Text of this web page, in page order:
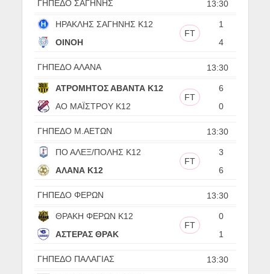
13:30
ΓΗΠΕΔΟ ΣΑΓΗΝΗΣ
ΗΡΑΚΛΗΣ ΣΑΓΗΝΗΣ Κ12
1
FT
ΟΙΝΟΗ
4
13:30
ΓΗΠΕΔΟ ΑΛΑΝΑ
ΑΤΡΟΜΗΤΟΣ ΑΒΑΝΤΑ Κ12
6
FT
ΑΟ ΜΑΪΣΤΡΟΥ Κ12
0
13:30
ΓΗΠΕΔΟ Μ.ΑΕΤΩΝ
ΠΟ ΑΛΕΞ/ΠΟΛΗΣ Κ12
3
FT
ΑΛΑΝΑ Κ12
6
13:30
ΓΗΠΕΔΟ ΦΕΡΩΝ
ΘΡΑΚΗ ΦΕΡΩΝ Κ12
0
FT
ΑΣΤΕΡΑΣ ΘΡΑΚ
1
13:30
ΓΗΠΕΔΟ ΠΑΛΑΓΙΑΣ